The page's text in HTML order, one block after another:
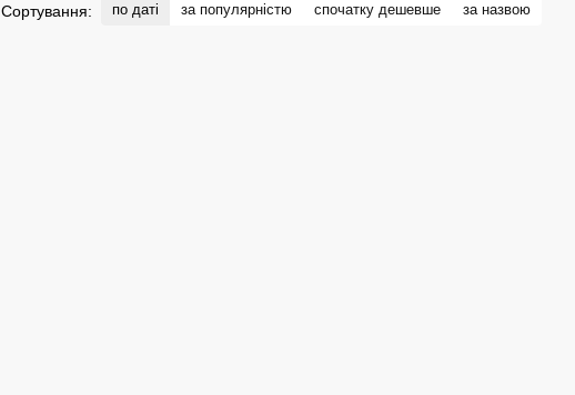
Сортування: по даті за популярністю спочатку дешевше за назвою